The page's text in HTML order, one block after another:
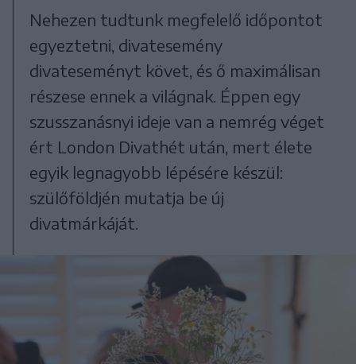
Nehezen tudtunk megfelelő időpontot
egyeztetni, divatesemény
divateseményt követ, és ő maximálisan
részese ennek a világnak. Éppen egy
szusszanásnyi ideje van a nemrég véget
ért London Divathét után, mert élete
egyik legnagyobb lépésére készül:
szülőföldjén mutatja be új
divatmárkáját.